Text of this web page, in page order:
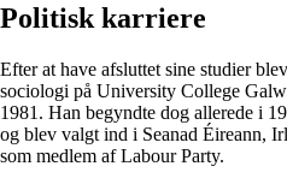
Politisk karriere
Efter at have afsluttet sine studier
sociologi på University College
1981. Han begyndte dog allerede i
og blev valgt ind i Seanad Éireann,
som medlem af Labour Party.